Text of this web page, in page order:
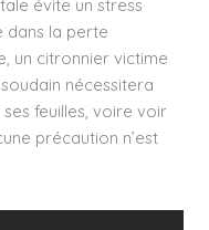
évite un stress
dans la perte
un citronnier victime
nécessitera
feuilles, voire voir
précaution n’est